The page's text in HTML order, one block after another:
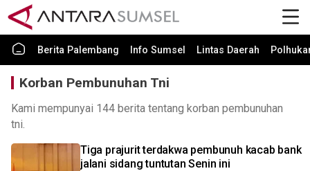
Berita Palembang Info Sumsel Lintas Daerah
Korban Pembunuhan Tni
Kami mempunyai 144 berita tentang korban pembunuhan
tni.
Tiga prajurit terdakwa pembunuh kacab bank
jalani sidang tuntutan Senin ini